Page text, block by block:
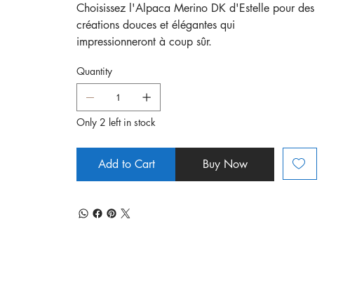
Choisissez l'Alpaca Merino DK d'Estelle pour des
créations douces et élégantes qui
impressionneront à coup sûr.
Quantity
Only 2 left in stock
Add to Cart Buy Now